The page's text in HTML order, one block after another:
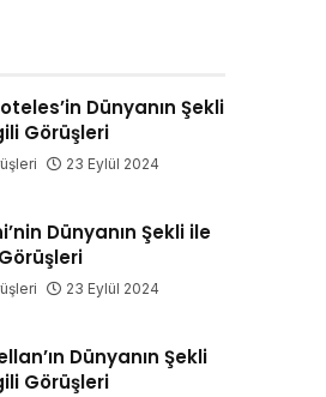
Dünyanın Şekli
Görüşleri
23 Eylül 2024
Dünyanın Şekli ile
23 Eylül 2024
Dünyanın Şekli
Görüşleri